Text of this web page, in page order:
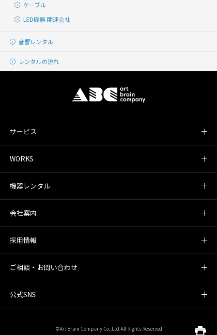
ケーブル
LED機器-関連会社
音響レンタル
レンタルの流れ
サービス
WORKS
機器レンタル
会社案内
採用情報
ご相談・お問い合わせ
公式SNS
©Art Brain Company Co.,Ltd.All Rights Reserved